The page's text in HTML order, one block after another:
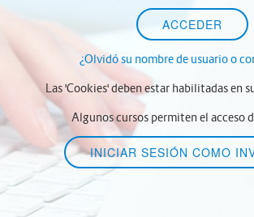
¿Olvidó su nombre de usuario o
Las 'Cookies' deben estar habilitadas en
Algunos cursos permiten el acceso